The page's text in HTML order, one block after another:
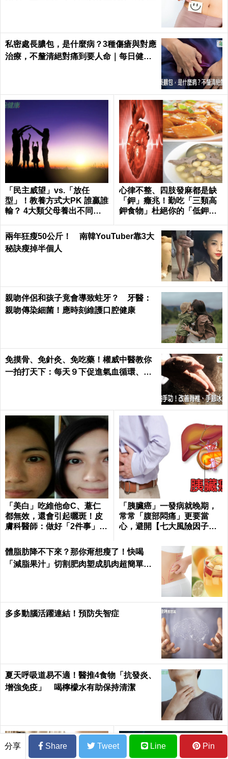
私密處長膿包，是什麼病？3種傷瘡與對應
治療，不釐清絕對痛到要人命｜每日健康
「民主威望」vs.「放任
型」！教養方式大PK 誰贏誰
輸？ 4大類父母養出不同性
心律不整、四肢發麻都是缺
「鉀」癥兆！勤吃「三類高
鉀食物」杜絕你的「低鉀」
兩年狂瘦50公斤！ 南韓YouTuber靠3大
秘訣瘦掉半個人
親吻伴侶和孩子竟會導致蛀牙？ 牙醫：
親吻傳染細菌！應時刻維護口腔健康
免摸骨、免針灸、免吃藥！權威中醫教你
一拍打天下：每天９下促進氣血循環、活
「美白」吃維他命C、薏仁
都無效，還會引起曬斑！皮
膚科醫師：做好「2件事」最
「胰臟癌」一發病就晚期，
常常「腹部悶痛」更要當
心，避開【七大風險因子】
alth
體脂肪降不下來？那你甭想瘦了！快喝
「減脂果汁」切割肥肉塑成肌肉超簡單｜
多多動腦活躍連結！預防失智症
夏天呼吸道易不適！醫推4食物「抗發炎、
增強免疫」 喝檸檬水有助保持清潔
分享 Share Tweet Line Pin